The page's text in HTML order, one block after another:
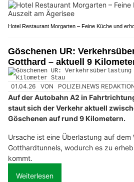
Hotel Restaurant Morgarten – Feine Küche und
Göschenen UR:
Gotthard – aktuell 9
01.04.26 VON POLIZEI.NEWS
Auf der Autobahn A2 in
staut sich der Verkehr aktuell
Göschenen auf rund 9 Kilometern.
Ursache ist eine Überlastung auf
Gotthardtunnels, wodurch es zu
kommt.
Weiterlesen